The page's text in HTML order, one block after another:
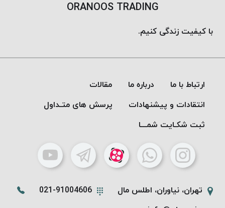
ORANOOS TRADING
با کیفیت زندگی کنیم.
ارتباط با ما درباره ما
مقالات
انتقادات و پیشنهادات
پرسش های متـداول
ثبت شکـایت شمـــا
تهران، نیاوران، اطلس مال
021-91004606